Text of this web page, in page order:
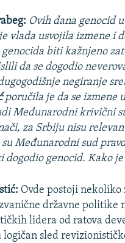
Ovih dana genocid
vlada usvojila izmene i
biti kažnjeno
da se dogodio
negiranje
poručila je da se izmene
Međunarodni krivični
za Srbiju nisu
su Međunarodni sud
dogodio genocid. Kako je
Ovde postoji nekoliko
državne politike
lidera od ratova
logičan sled